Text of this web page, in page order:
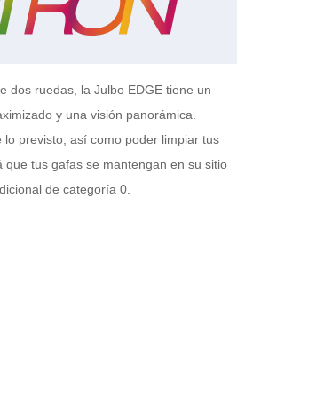
dos ruedas, la Julbo EDGE tiene un
y una visión panorámica.
previsto, así como poder limpiar tus
tus gafas se mantengan en su sitio
de categoría 0.